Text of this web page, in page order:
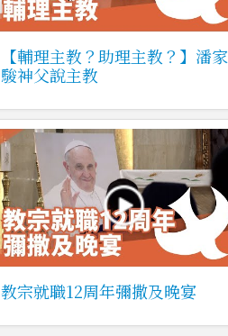
【輔理主教？助理主教？】潘家
駿神父說主教
教宗就職12周年彌撒及晚宴